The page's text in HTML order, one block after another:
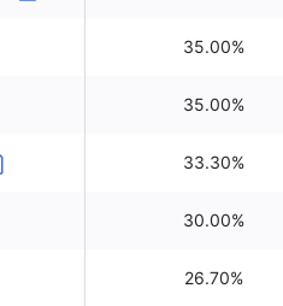
35.00%
35.00%
33.30%
30.00%
26.70%